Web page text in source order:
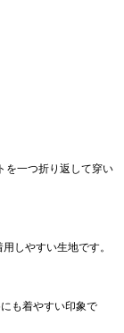
を一つ折り返して穿い
しやすい生地です。
も着やすい印象で